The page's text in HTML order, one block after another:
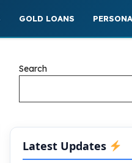
GOLD LOANS
Search
Latest Updates
के लिए LIC से ले सकते है 8
PM SVANidhi
दुकानदारों को इस स्कीम के
साथी ले सकते है दो लाख का
कोई ब्याज